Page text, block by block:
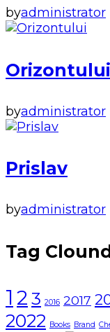
byadministrator
Orizontului
byadministrator
Prislav
byadministrator
Tag
1 2 3 2016 2017
2022 Books Brand